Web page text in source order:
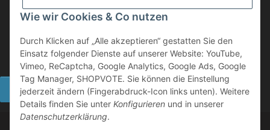
Wie wir Cookies & Co nutzen
Durch Klicken auf „Alle akzeptieren“ gestatten Sie den
Einsatz folgender Dienste auf unserer Website: YouTube,
Vimeo, ReCaptcha, Google Analytics, Google Ads, Google
Tag Manager, SHOPVOTE. Sie können die Einstellung
jederzeit ändern (Fingerabdruck-Icon links unten). Weitere
Details finden Sie unter Konfigurieren und in unserer
Datenschutzerklärung.
ZAHLUNGSMETHODEN
Widerrufsbutton